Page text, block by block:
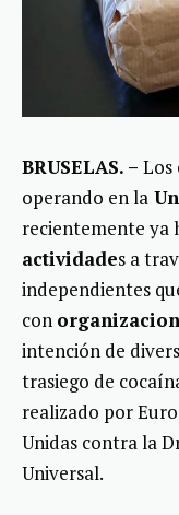
BRUSELAS. – Los
operando en la
recientemente ya
actividades a
independientes
con
intención de
trasiego de
realizado por
Unidas contra la
Universal.